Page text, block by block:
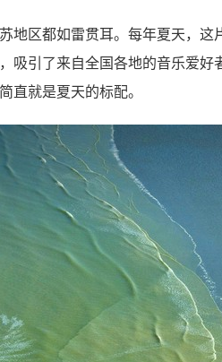
地区都如雷贯耳。每年夏天，
吸引了来自全国各地的音乐爱好
直就是夏天的标配。